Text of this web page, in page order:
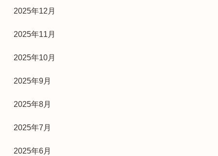
2025年12月
2025年11月
2025年10月
2025年9月
2025年8月
2025年7月
2025年6月